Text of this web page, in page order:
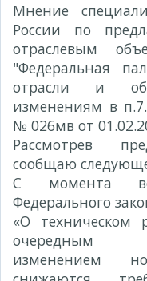
Мнение
России по
отраслевым
"Федеральная
отрасли и
изменениям в
№ 026мв от
Рассмотрев
сообщаю
С момента
Федерального
«О техническом
очередным
изменением